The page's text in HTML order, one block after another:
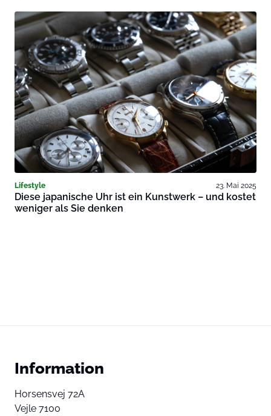
Lifestyle 23. Mai 2025
Diese japanische Uhr ist ein Kunstwerk – und kostet
weniger als Sie denken
Information
Horsensvej 72A
Vejle 7100